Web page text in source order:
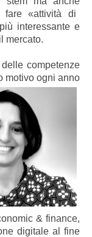
«attività di
interessante e
mercato.
competenze
motivo ogni anno
& finance,
digitale al fine